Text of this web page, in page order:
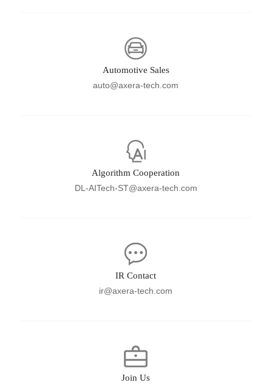
Automotive Sales
auto@axera-tech.com
Algorithm Cooperation
DL-AITech-ST@axera-tech.com
IR Contact
ir@axera-tech.com
Join Us